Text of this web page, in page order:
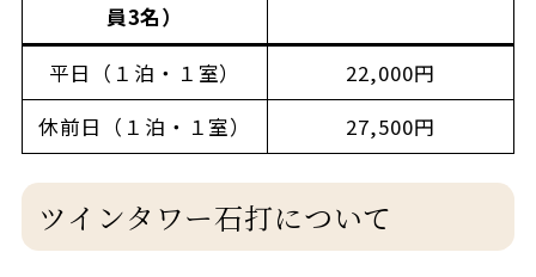
員3名）
平日（１泊・１室）
22,000円
休前日（１泊・１室）
27,500円
ツインタワー石打について